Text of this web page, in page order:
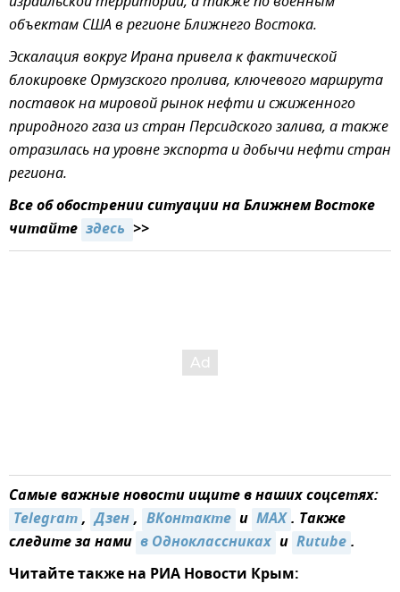
объектам США в регионе Ближнего Востока.
Эскалация вокруг Ирана привела к фактической
блокировке Ормузского пролива, ключевого маршрута
поставок на мировой рынок нефти и сжиженного
природного газа из стран Персидского залива, а также
отразилась на уровне экспорта и добычи нефти стран
региона.
Все об обострении ситуации на Ближнем Востоке
читайте здесь >>
Самые важные новости ищите в наших соцсетях:
Telegram, Дзен, ВКонтакте и MAX. Также
следите за нами в Одноклассниках и Rutube.
Читайте также на РИА Новости Крым: